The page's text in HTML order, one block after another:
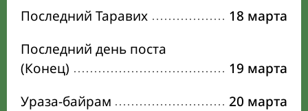
Последний Таравих
18 марта
Последний день поста
(Конец)
19 марта
Ураза-байрам
20 марта